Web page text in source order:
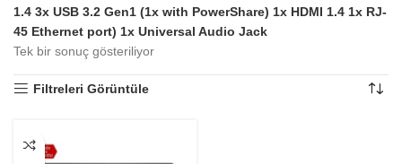
1.4 3x USB 3.2 Gen1 (1x with PowerShare) 1x HDMI 1.4 1x RJ-
45 Ethernet port) 1x Universal Audio Jack
Tek bir sonuç gösteriliyor
Filtreleri Görüntüle